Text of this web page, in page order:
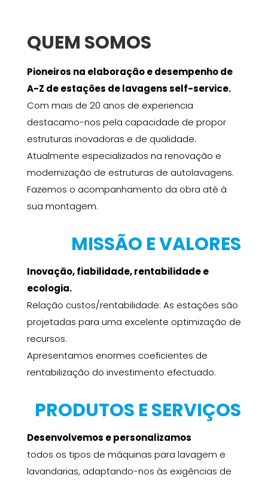
QUEM SOMOS
Pioneiros na elaboração e desempenho de
A-Z de estações de lavagens self-service.
Com mais de 20 anos de experiencia
destacamo-nos pela capacidade de propor
estruturas inovadoras e de qualidade.
Atualmente especializados na renovação e
modernização de estruturas de autolavagens.
Fazemos o acompanhamento da obra até à
sua montagem.
MISSÃO E VALORES
Inovação, fiabilidade, rentabilidade e
ecologia.
Relação custos/rentabilidade: As estações são
projetadas para uma excelente optimização de
recursos.
Apresentamos enormes coeficientes de
rentabilização do investimento efectuado.
PRODUTOS E SERVIÇOS
Desenvolvemos e personalizamos
todos os tipos de máquinas para lavagem e
lavandarias, adaptando-nos às exigências de